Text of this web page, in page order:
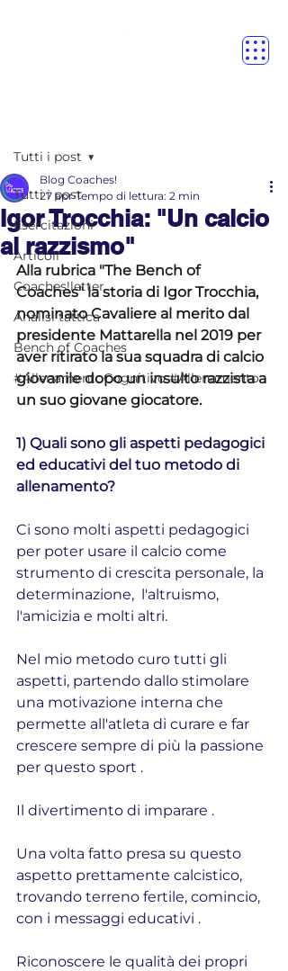
Tutti i post
Esercitazioni
Articoli
Coaches!letter
Analisi tattica
Bench of Coaches
#AllenamentoCognitivo #Allenamento
Tutti i post
Igor Trocchia: "Un calcio
al razzismo"
Blog Coaches!
27 apr Tempo di lettura: 2 min
Alla rubrica "The Bench of
Coaches" la storia di Igor Trocchia,
nominato Cavaliere al merito dal
presidente Mattarella nel 2019 per
aver ritirato la sua squadra di calcio
giovanile dopo un insulto razzista a
un suo giovane giocatore.
1) Quali sono gli aspetti pedagogici
ed educativi del tuo metodo di
allenamento?
Ci sono molti aspetti pedagogici
per poter usare il calcio come
strumento di crescita personale, la
determinazione,  l'altruismo,
l'amicizia e molti altri.
Nel mio metodo curo tutti gli
aspetti, partendo dallo stimolare
una motivazione interna che
permette all'atleta di curare e far
crescere sempre di più la passione
per questo sport .
Il divertimento di imparare .
Una volta fatto presa su questo
aspetto prettamente calcistico,
trovando terreno fertile, comincio,
con i messaggi educativi .
Riconoscere le qualità dei propri